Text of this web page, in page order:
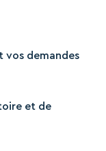
vos demandes
et de